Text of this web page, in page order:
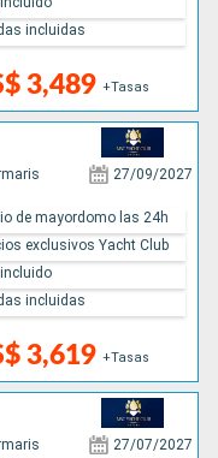
3,489 +Tasas
incluidas
27/09/2027
3,619 +Tasas
de mayordomo las 24h
exclusivos Yacht Club
incluidas
27/07/2027